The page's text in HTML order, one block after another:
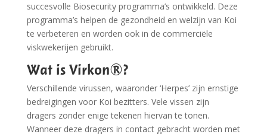
succesvolle Biosecurity programma’s ontwikkeld. Deze
programma’s helpen de gezondheid en welzijn van Koi
te verbeteren en worden ook in de commerciële
viskwekerijen gebruikt.
Wat is Virkon®?
Verschillende virussen, waaronder ‘Herpes’ zijn ernstige
bedreigingen voor Koi bezitters. Vele vissen zijn
dragers zonder enige tekenen hiervan te tonen.
Wanneer deze dragers in contact gebracht worden met